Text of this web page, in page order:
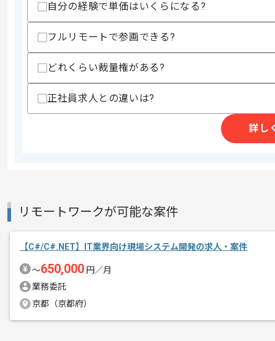
精算基準時間
支払いサイト
15日
エージェントからのコ
メント
自分の経験で単価はいくらになる?
フルリモートで参画できる?
どれくらい裁量権がある?
正社員求人との違いは?
詳し
リモートワークが可能な案件
【C#/C#.NET】IT業界向け現場システム開発の求人・案件
〜650,000 円／月
業務委託
京都（京都府）